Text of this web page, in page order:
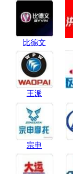
比德文
王派
宗申